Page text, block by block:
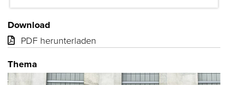
Download
PDF herunterladen
Thema